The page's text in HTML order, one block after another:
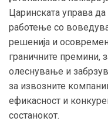
Царинската управа
работење со
решенија и
граничните премини,
олеснување и
за извозните
ефикасност и
состанокот.